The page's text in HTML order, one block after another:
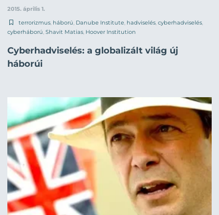
2015. április 1.
terrorizmus háború Danube Institute hadviselés cyberhadviselés
cyberháború Shavit Matias Hoover Institution
Cyberhadviselés: a globalizált világ új
háborúi